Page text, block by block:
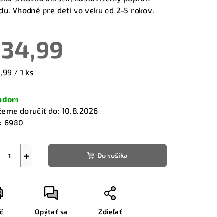
Vhodné pre deti vo veku od 2-5 rokov.
/ 1 ks
doručiť do: 10.8.2026
6980
+ Do košíka
Opýtať sa Zdieľať